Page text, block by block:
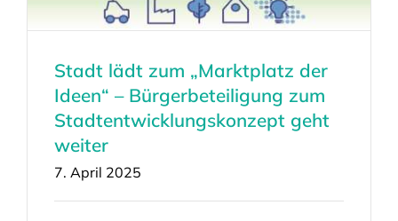
Stadt lädt zum „Marktplatz der
Ideen“ – Bürgerbeteiligung zum
Stadtentwicklungskonzept geht
weiter
7. April 2025